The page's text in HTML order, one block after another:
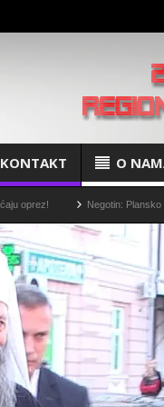
KONTAKT O
Negotin: Plansko isključenje